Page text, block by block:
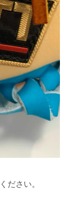
ださい。